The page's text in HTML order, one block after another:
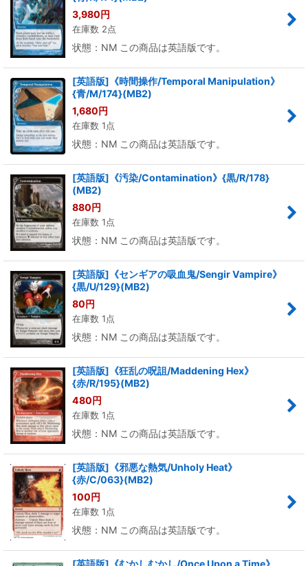
3,980円
在庫数 2点
状態：NM この商品は英語版です。
[英語版]《時間操作/Temporal Manipulation》
{青/M/174}(MB2)
1,680円
在庫数 1点
状態：NM この商品は英語版です。
[英語版]《汚染/Contamination》{黒/R/178}
(MB2)
880円
在庫数 1点
状態：NM この商品は英語版です。
[英語版]《センギアの吸血鬼/Sengir Vampire》
{黒/U/129}(MB2)
80円
在庫数 1点
状態：NM この商品は英語版です。
[英語版]《狂乱の呪詛/Maddening Hex》
{赤/R/195}(MB2)
480円
在庫数 1点
状態：NM この商品は英語版です。
[英語版]《邪悪な熱気/Unholy Heat》
{赤/C/063}(MB2)
100円
在庫数 1点
状態：NM この商品は英語版です。
[英語版]《むかしむかし/Once Upon a Time》